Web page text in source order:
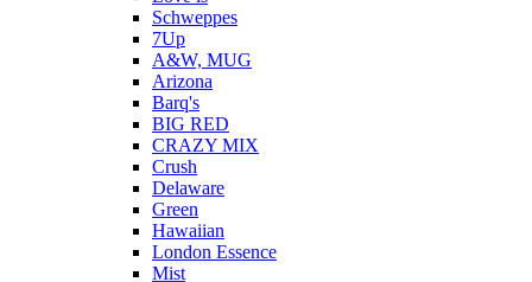
Schweppes
7Up
A&W, MUG
Arizona
Barq's
BIG RED
CRAZY MIX
Crush
Delaware
Green
Hawaiian
London Essence
Mist